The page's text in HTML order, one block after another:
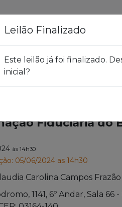
do Banco Santander - 2668
Fiduciária do
às 14h30
05/06/2024 as 14h30
Carolina Campos Frazão
1141, 6º Andar, Sala
Leilão Finalizado
Este leilão já foi finalizado.
inicial?